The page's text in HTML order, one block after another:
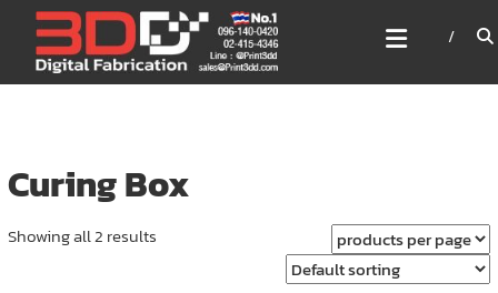
content
3DD DIGITAL FABRICATION
เครื่องพิมพ์3มิติ สแกนเนอร์
เลเซอร์
Curing Box
Showing all 2 results